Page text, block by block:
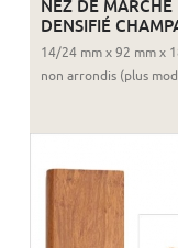
NEZ DE
DENSIFIÉ
14/24 mm x 92 mm x
non arrondis (plus